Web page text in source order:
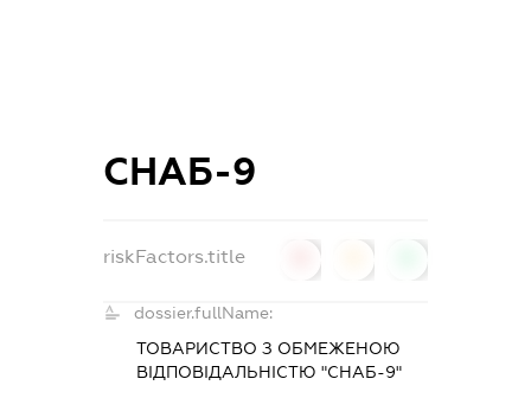
СНАБ-9
riskFactors.title
dossier.fullName:
ТОВАРИСТВО З ОБМЕЖЕНОЮ
ВІДПОВІДАЛЬНІСТЮ "СНАБ-9"